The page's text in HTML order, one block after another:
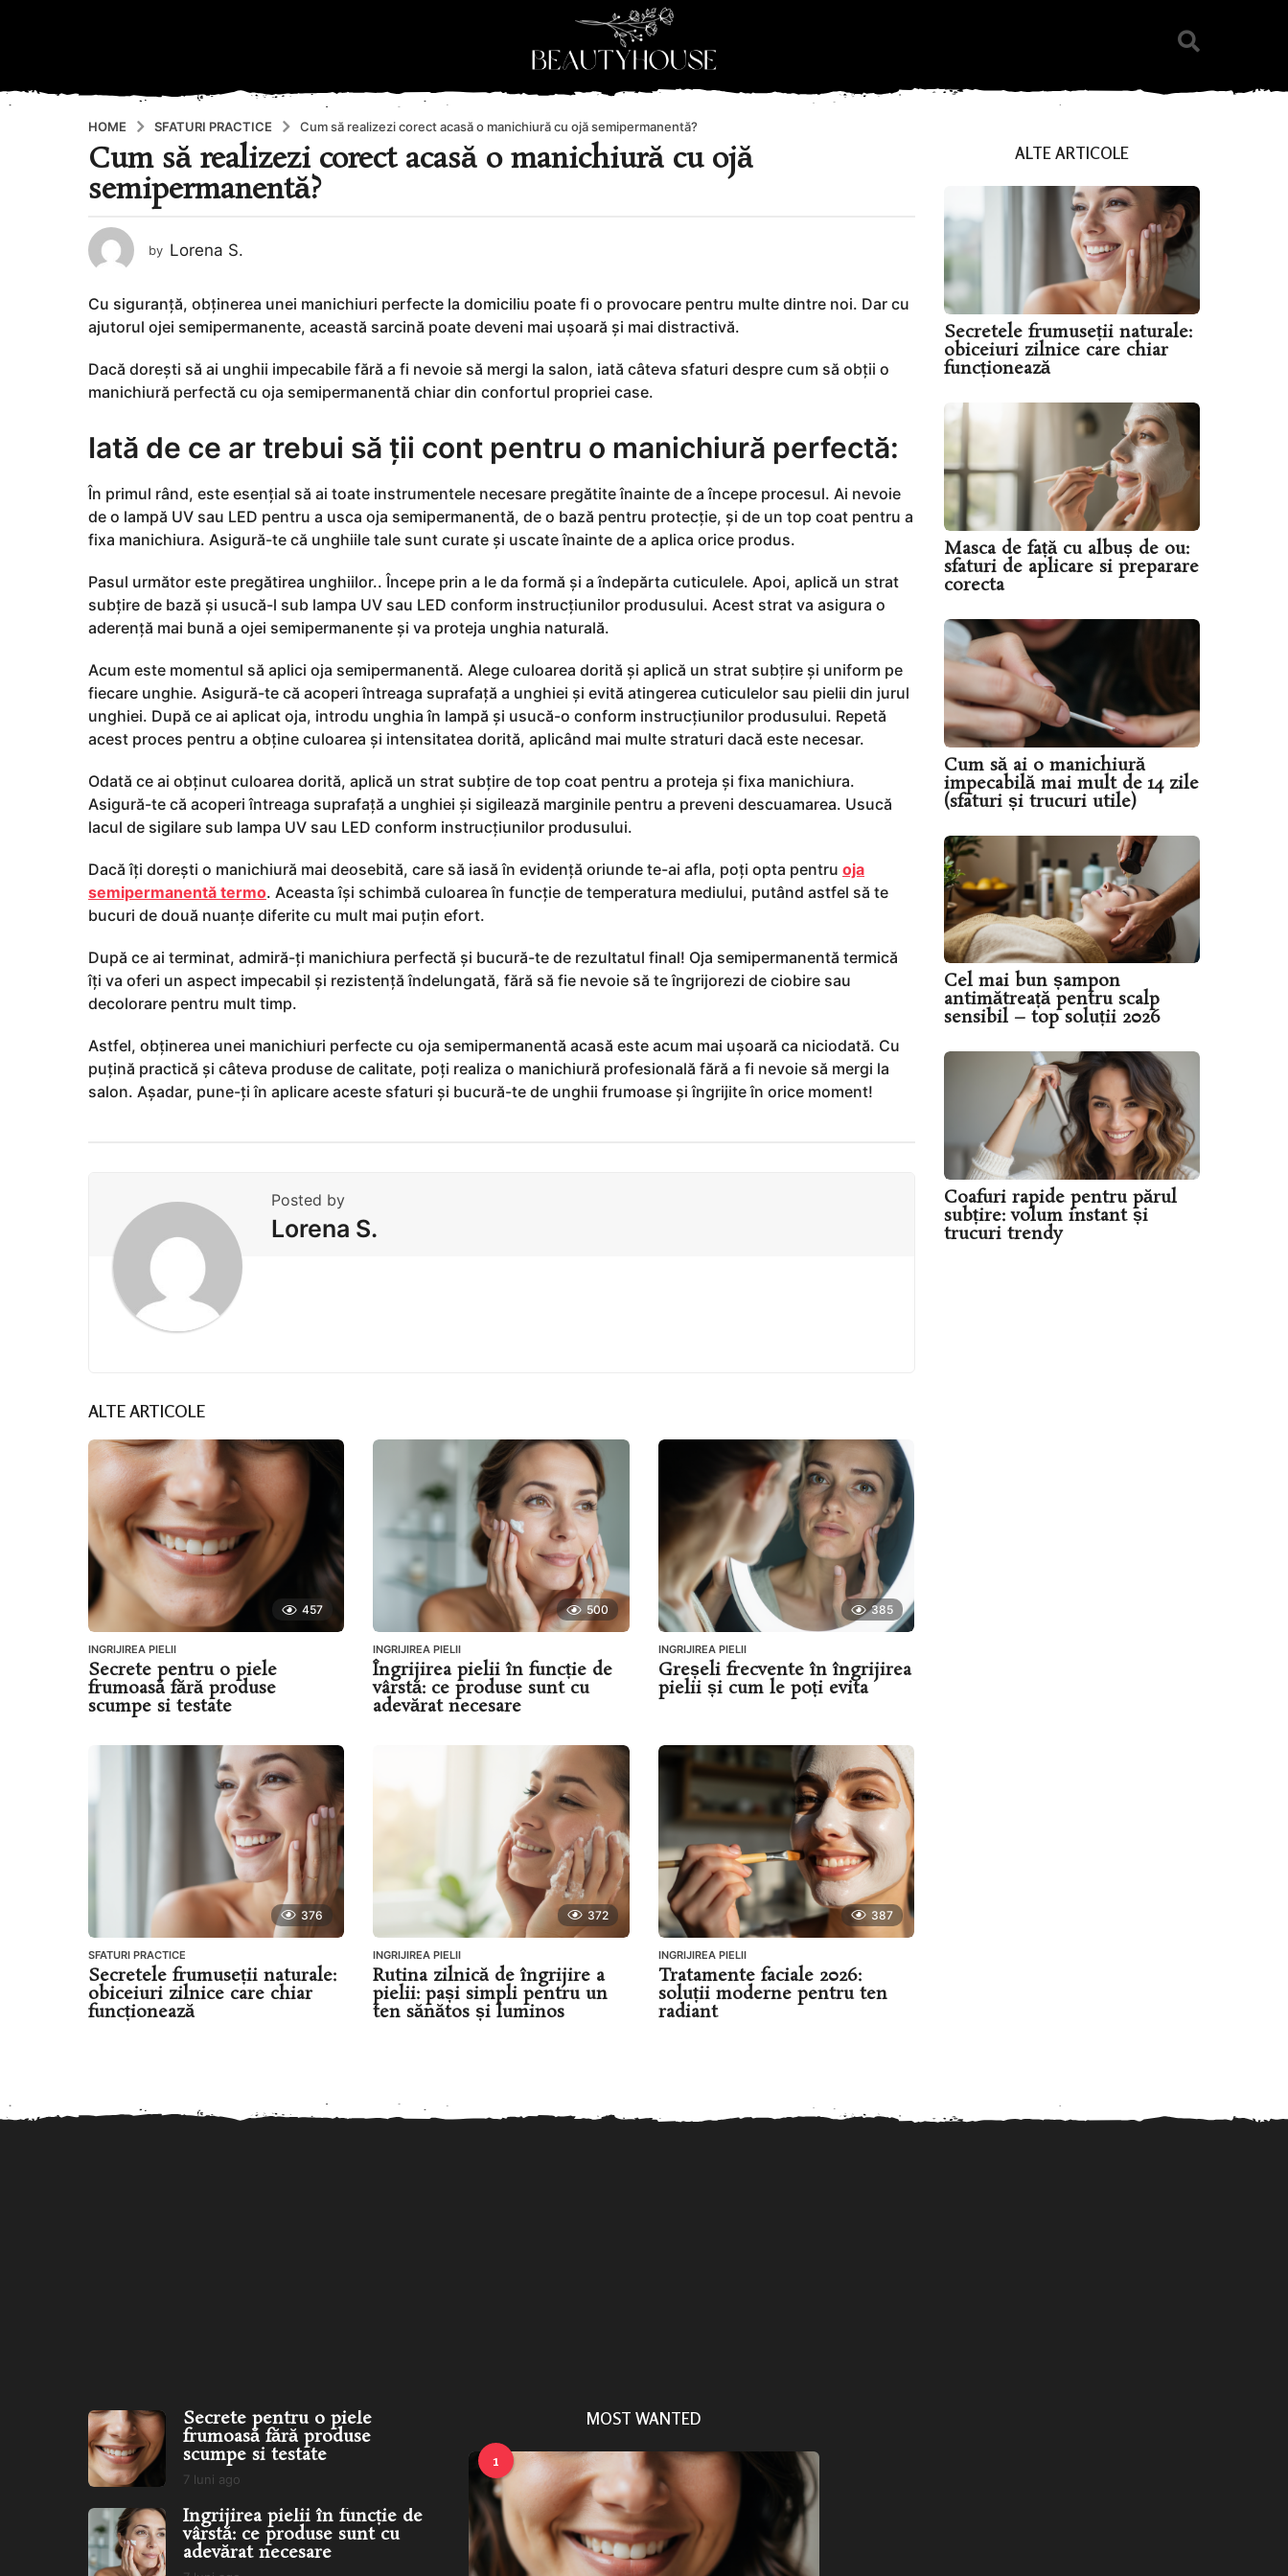
HOME SFATURI PRACTICE Cum să realizezi corect acasă o manichiură cu ojă semipermanentă?
2
a
n
a
g
o
a
n
i
g
o
Cum să realizezi corect acasă o manichiură cu ojă
semipermanentă?
by Lorena S.
Cu siguranță, obținerea unei manichiuri perfecte la domiciliu poate fi o provocare pentru multe dintre noi. Dar cu
ajutorul ojei semipermanente, această sarcină poate deveni mai ușoară și mai distractivă.
Dacă dorești să ai unghii impecabile fără a fi nevoie să mergi la salon, iată câteva sfaturi despre cum să obții o
manichiură perfectă cu oja semipermanentă chiar din confortul propriei case.
Iată de ce ar trebui să ții cont pentru o manichiură perfectă:
În primul rând, este esențial să ai toate instrumentele necesare pregătite înainte de a începe procesul. Ai nevoie
de o lampă UV sau LED pentru a usca oja semipermanentă, de o bază pentru protecție, și de un top coat pentru a
fixa manichiura. Asigură-te că unghiile tale sunt curate și uscate înainte de a aplica orice produs.
Pasul următor este pregătirea unghiilor.. Începe prin a le da formă și a îndepărta cuticulele. Apoi, aplică un strat
subțire de bază și usucă-l sub lampa UV sau LED conform instrucțiunilor produsului. Acest strat va asigura o
aderență mai bună a ojei semipermanente și va proteja unghia naturală.
Acum este momentul să aplici oja semipermanentă. Alege culoarea dorită și aplică un strat subțire și uniform pe
fiecare unghie. Asigură-te că acoperi întreaga suprafață a unghiei și evită atingerea cuticulelor sau pielii din jurul
unghiei. După ce ai aplicat oja, introdu unghia în lampă și usucă-o conform instrucțiunilor produsului. Repetă
acest proces pentru a obține culoarea și intensitatea dorită, aplicând mai multe straturi dacă este necesar.
Odată ce ai obținut culoarea dorită, aplică un strat subțire de top coat pentru a proteja și fixa manichiura.
Asigură-te că acoperi întreaga suprafață a unghiei și sigilează marginile pentru a preveni descuamarea. Usucă
lacul de sigilare sub lampa UV sau LED conform instrucțiunilor produsului.
Dacă îți dorești o manichiură mai deosebită, care să iasă în evidență oriunde te-ai afla, poți opta pentru oja
semipermanentă termo. Aceasta își schimbă culoarea în funcție de temperatura mediului, putând astfel să te
bucuri de două nuanțe diferite cu mult mai puțin efort.
După ce ai terminat, admiră-ți manichiura perfectă și bucură-te de rezultatul final! Oja semipermanentă termică
îți va oferi un aspect impecabil și rezistență îndelungată, fără să fie nevoie să te îngrijorezi de ciobire sau
decolorare pentru mult timp.
Astfel, obținerea unei manichiuri perfecte cu oja semipermanentă acasă este acum mai ușoară ca niciodată. Cu
puțină practică și câteva produse de calitate, poți realiza o manichiură profesională fără a fi nevoie să mergi la
salon. Așadar, pune-ți în aplicare aceste sfaturi și bucură-te de unghii frumoase și îngrijite în orice moment!
Posted by
Lorena S.
ALTE ARTICOLE
457
INGRIJIREA PIELII
Secrete pentru o piele
frumoasă fără produse
scumpe si testate
500
INGRIJIREA PIELII
Îngrijirea pielii în funcție de
vârstă: ce produse sunt cu
adevărat necesare
385
INGRIJIREA PIELII
Greșeli frecvente în îngrijirea
pielii și cum le poți evita
376
SFATURI PRACTICE
Secretele frumuseții naturale:
obiceiuri zilnice care chiar
funcționează
372
INGRIJIREA PIELII
Rutina zilnică de îngrijire a
pielii: pași simpli pentru un
ten sănătos și luminos
387
INGRIJIREA PIELII
Tratamente faciale 2026:
soluții moderne pentru ten
radiant
ALTE ARTICOLE
Secretele frumuseții naturale:
obiceiuri zilnice care chiar
funcționează
Masca de față cu albuș de ou:
sfaturi de aplicare si preparare
corecta
Cum să ai o manichiură
impecabilă mai mult de 14 zile
(sfaturi și trucuri utile)
Cel mai bun șampon
antimătreață pentru scalp
sensibil – top soluții 2026
Coafuri rapide pentru părul
subțire: volum instant și
trucuri trendy
Secrete pentru o piele
frumoasă fără produse
scumpe si testate
7 luni ago
u
n
i
Îngrijirea pielii în funcție de
vârstă: ce produse sunt cu
adevărat necesare
MOST WANTED
1